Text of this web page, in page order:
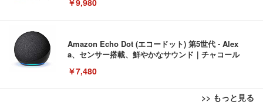
Amazon Echo Dot (エコードット) 第5世代 - Alex
a、センサー搭載、鮮やかなサウンド｜チャコール
￥7,480
>> もっと見る